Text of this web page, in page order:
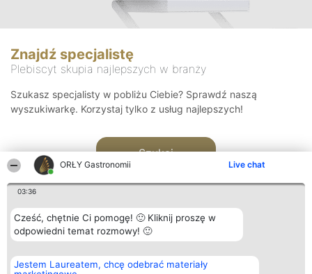
ORŁY Gastronomii Live chat
03:36
Cześć, chętnie Ci pomogę! 🙂 Kliknij proszę w
odpowiedni temat rozmowy! 🙂
Jestem Laureatem, chcę odebrać materiały
Znajdź specjalistę
Plebiscyt skupia najlepszych w branży
Szukasz specjalisty w pobliżu Ciebie? Sprawdź naszą
wyszukiwarkę. Korzystaj tylko z usług najlepszych!
Szukaj
Organizator plebiscytu
Bright Side Solutions sp. z o.
Plebiscyt
Laureaci
Kontakt
Kontakt